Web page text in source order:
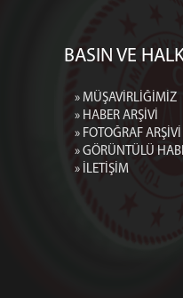
BASIN VE
» MÜŞAVİRLİĞİMİZ
» HABER ARŞİVİ
» FOTOĞRAF ARŞİVİ
» GÖRÜNTÜLÜ
» İLETİŞİM